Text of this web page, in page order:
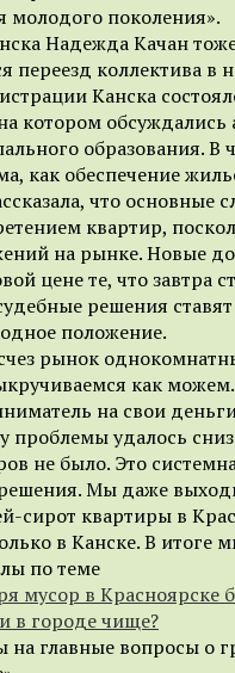
молодого поколения».
Надежда Качан
переезд коллектива в
Канска
котором
образования. В
как обеспечение
что основные
квартир,
на рынке. Новые
цене те, что завтра
решения
положение.
рынок
как
на свои
проблемы удалось
не было. Это
Мы даже
сирот квартиры в
в Канске. В итоге
по теме
мусор в Красноярске
в городе чище?
на главные вопросы о